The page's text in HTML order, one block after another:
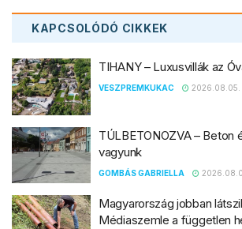
KAPCSOLÓDÓ CIKKEK
TIHANY – Luxusvillák az
VESZPREMKUKAC 2026.08.05.
TÚLBETONOZVA – Beton
vagyunk
GOMBÁS GABRIELLA
Magyarország jobban
Médiaszemle a független